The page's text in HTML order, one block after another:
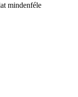
mindenféle